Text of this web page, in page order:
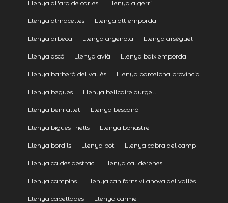
Llenya alfara de carles Llenya algerri
Llenya almacelles Llenya alt emporda
Llenya arbeca Llenya argenola Llenya arsèguel
Llenya ascó Llenya avià Llenya baix emporda
Llenya barberà del vallès Llenya barcelona provincia
Llenya begues Llenya bellcaire durgell
Llenya benifallet Llenya bescanó
Llenya bigues i riells Llenya bonastre
Llenya bordils Llenya bot Llenya cabra del camp
Llenya caldes destrac Llenya calldetenes
Llenya campins Llenya can forns vilanova del vallès
Llenya capellades Llenya carme